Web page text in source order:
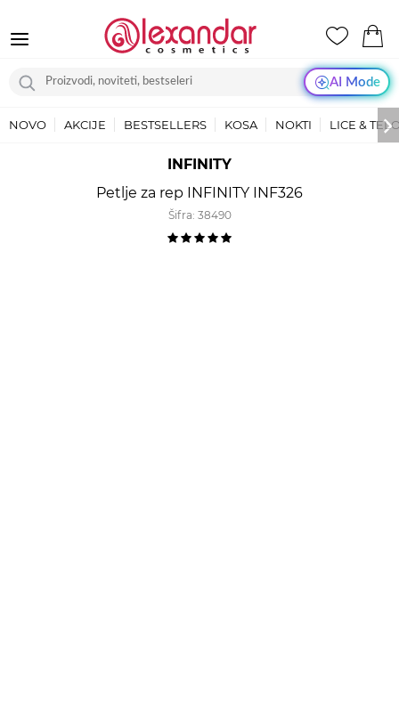
AI Mode
NOVO AKCIJE BESTSELLERS KOSA NOKTI LICE &
INFINITY
Petlje za rep INFINITY INF326
Šifra: 38490